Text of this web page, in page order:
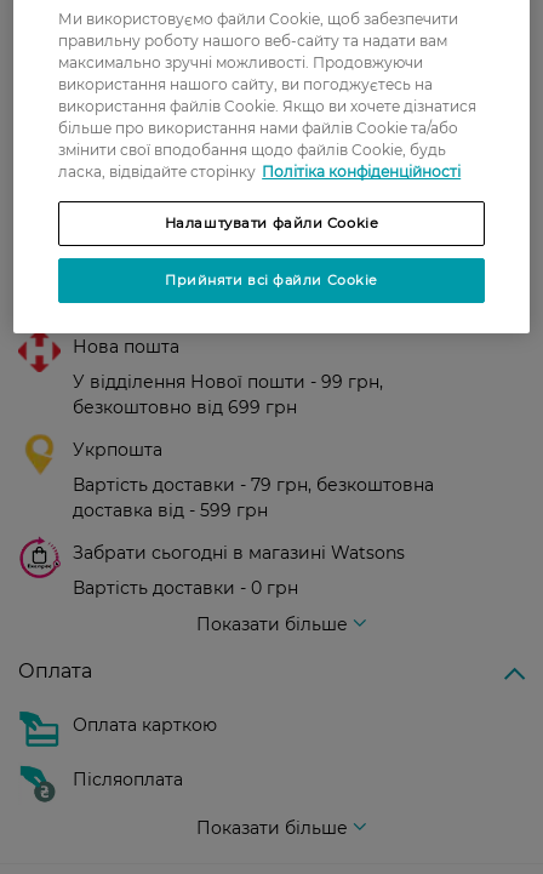
Україна
Рейтинг та відгуки
0 0 відгуків
Нова пошта
У відділення Нової пошти - 99 грн,
безкоштовно від 699 грн
Укрпошта
Вартість доставки - 79 грн, безкоштовна
доставка від - 599 грн
Забрати сьогодні в магазині Watsons
Вартість доставки - 0 грн
Показати більше
Оплата
Оплата карткою
Післяоплата
Показати більше
Ми використовуємо файли Cookie, щоб забезпечити
правильну роботу нашого веб-сайту та надати вам
максимально зручні можливості. Продовжуючи
використання нашого сайту, ви погоджуєтесь на
використання файлів Cookie. Якщо ви хочете дізнатися
більше про використання нами файлів Cookie та/або
змінити свої вподобання щодо файлів Cookie, будь
ласка, відвідайте сторінку Політіка конфіденційності
Налаштувати файли Cookie
Прийняти всі файли Cookie